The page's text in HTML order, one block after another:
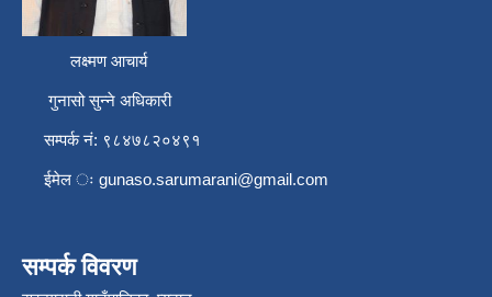
लक्ष्मण आचार्य
गुनासो सुन्ने अधिकारी
सम्पर्क नं: ९८४७८२०४९१
ईमेल ः gunaso.sarumarani@gmail.com
सम्पर्क विवरण